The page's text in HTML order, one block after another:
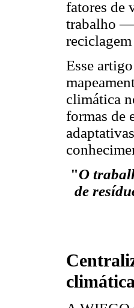
fatores de
trabalho —
Esse
climática
formas de
"O
de
climática